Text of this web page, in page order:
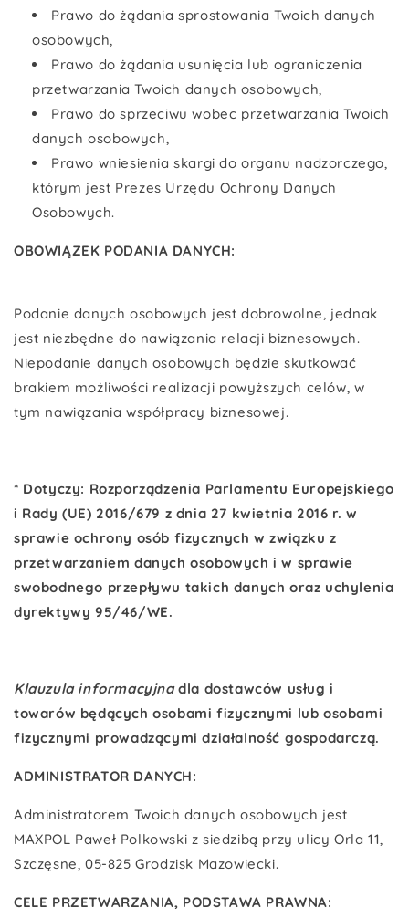
Prawo do żądania sprostowania Twoich danych
osobowych,
Prawo do żądania usunięcia lub ograniczenia
przetwarzania Twoich danych osobowych,
Prawo do sprzeciwu wobec przetwarzania Twoich
danych osobowych,
Prawo wniesienia skargi do organu nadzorczego,
którym jest Prezes Urzędu Ochrony Danych
Osobowych.
OBOWIĄZEK PODANIA DANYCH:
Podanie danych osobowych jest dobrowolne, jednak
jest niezbędne do nawiązania relacji biznesowych.
Niepodanie danych osobowych będzie skutkować
brakiem możliwości realizacji powyższych celów, w
tym nawiązania współpracy biznesowej.
* Dotyczy: Rozporządzenia Parlamentu Europejskiego
i Rady (UE) 2016/679 z dnia 27 kwietnia 2016 r. w
sprawie ochrony osób fizycznych w związku z
przetwarzaniem danych osobowych i w sprawie
swobodnego przepływu takich danych oraz uchylenia
dyrektywy 95/46/WE.
Klauzula informacyjnadla dostawców usług i
towarów będących osobami fizycznymi lub osobami
fizycznymi prowadzącymi działalność gospodarczą.
ADMINISTRATOR DANYCH:
Administratorem Twoich danych osobowych jest
MAXPOL Paweł Polkowski z siedzibą przy ulicy Orla 11,
Szczęsne, 05-825 Grodzisk Mazowiecki.
CELE PRZETWARZANIA, PODSTAWA PRAWNA: